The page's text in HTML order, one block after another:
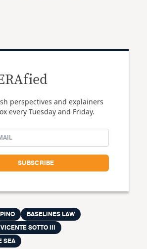
perspectives and explainers
every Tuesday and Friday.
BASELINES LAW
VICENTE SOTTO III
SEA